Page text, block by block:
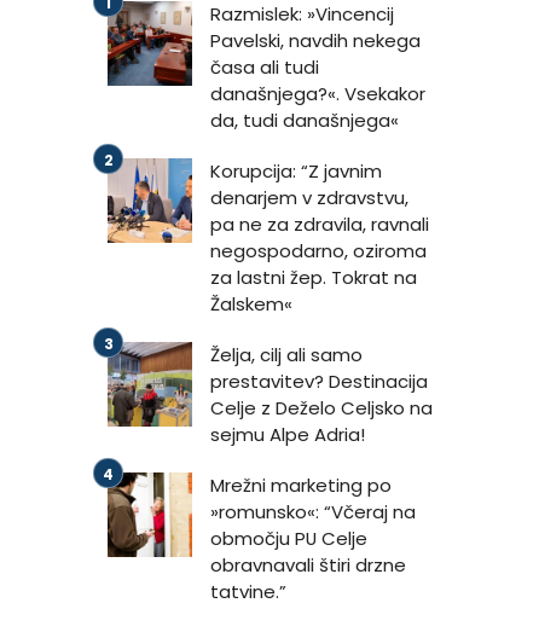
Razmislek: »Vincencij
Pavelski, navdih nekega
časa ali tudi
današnjega?«. Vsekakor
da, tudi današnjega«
Korupcija: “Z javnim
denarjem v zdravstvu,
pa ne za zdravila, ravnali
negospodarno, oziroma
za lastni žep. Tokrat na
Žalskem«
Želja, cilj ali samo
prestavitev? Destinacija
Celje z Deželo Celjsko na
sejmu Alpe Adria!
Mrežni marketing po
»romunsko«: “Včeraj na
območju PU Celje
obravnavali štiri drzne
tatvine.”